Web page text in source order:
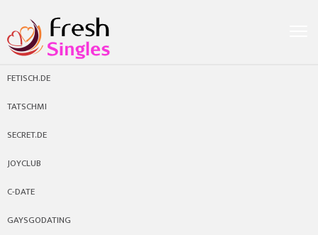
FETISCH.DE
TATSCHMI
SECRET.DE
JOYCLUB
C-DATE
GAYSGODATING